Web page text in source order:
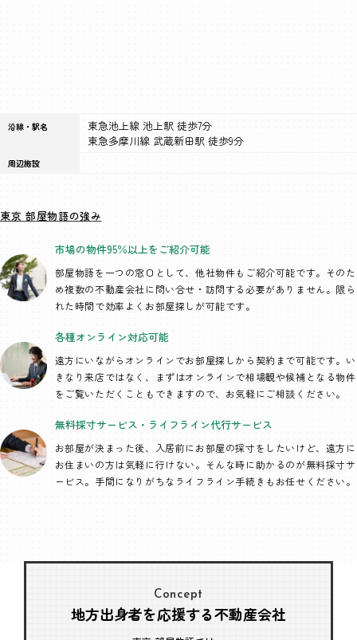
沿線・駅名
東急池上線 池上駅 徒歩7分
東急多摩川線 武蔵新田駅 徒歩9分
周辺施設
東京 部屋物語の強み
市場の物件95％以上を ご紹介可能
部屋物語を一つの窓口として、他社物件もご紹介可能です。そのた
め複数の不動産会社に問い合せ・訪問する必要がありません。限ら
れた時間で効率よくお部屋探しが可能です。
各種オンライン対応可能
遠方にいながらオンラインでお部屋探しから契約まで可能です。い
きなり来店ではなく、まずはオンラインで相場観や候補となる物件
をご覧いただくこともできますので、お気軽にご相談ください。
無料採寸サービス・ ライフライン代行サービス
お部屋が決まった後、入居前にお部屋の採寸をしたいけど、遠方に
お住まいの方は気軽に行けない。そんな時に助かるのが無料採寸サ
ービス。手間になりがちなライフライン手続きもお任せください。
Concept
地方出身者を応援する不動産会社